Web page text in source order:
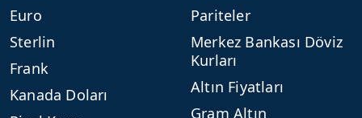
Euro
Sterlin
Frank
Kanada Doları
Pariteler
Merkez Bankası Döviz
Kurları
Altın Fiyatları
Gram Altın